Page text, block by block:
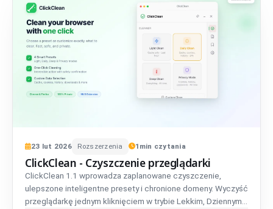
23 lut 2026 Rozszerzenia 1 min czytania
ClickClean - Czyszczenie przeglądarki
ClickClean 1.1 wprowadza zaplanowane czyszczenie,
ulepszone inteligentne presety i chronione domeny. Wyczyść
przeglądarkę jednym kliknięciem w trybie Lekkim, Dziennym,